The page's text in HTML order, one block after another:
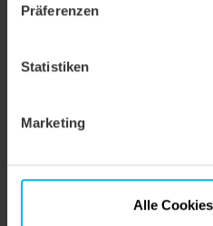
Präferenzen
Statistiken
Marketing
Alle
Tipo di
colmo-
Tegola di
colmo, Tegola
Sistemi
fermaneve,